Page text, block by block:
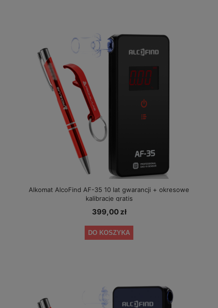
Alkomat AlcoFind AF-35 10 lat gwarancji + okresowe
kalibracje gratis
399,00 zł
DO KOSZYKA